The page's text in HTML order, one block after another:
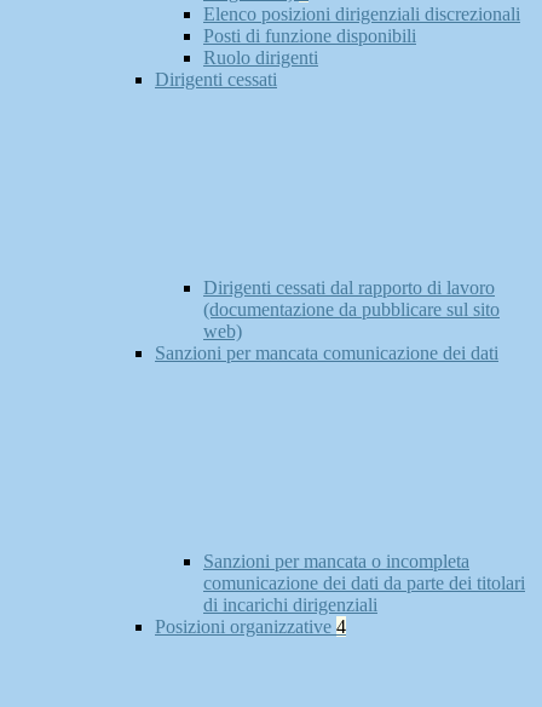
Elenco posizioni dirigenziali discrezionali
Posti di funzione disponibili
Ruolo dirigenti
Dirigenti cessati
Dirigenti cessati dal rapporto di lavoro
(documentazione da pubblicare sul sito
web)
Sanzioni per mancata comunicazione dei dati
Sanzioni per mancata o incompleta
comunicazione dei dati da parte dei titolari
di incarichi dirigenziali
Posizioni organizzative 4